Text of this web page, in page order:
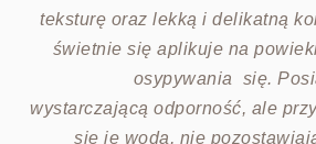
teksturę oraz lekką i delikatną
świetnie się aplikuje na
osypywania się.
wystarczającąodporność, ale
się je wodą, nie